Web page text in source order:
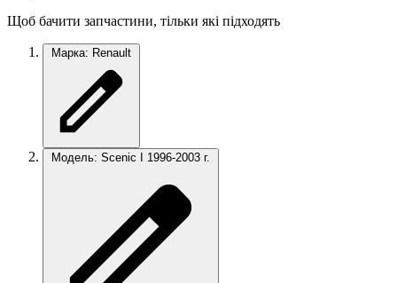
Щоб бачити запчастини, тільки які підходять
Марка: Renault
Модель: Scenic I 1996-2003 г.